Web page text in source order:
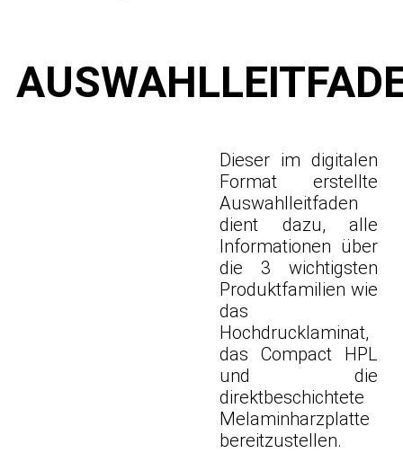
Dieser im digitalen
Format erstellte
Auswahlleitfaden
dient dazu, alle
Informationen über
die 3 wichtigsten
Produktfamilien wie
das
Hochdrucklaminat,
das Compact HPL
und die
direktbeschichtete
Melaminharzplatte
bereitzustellen.